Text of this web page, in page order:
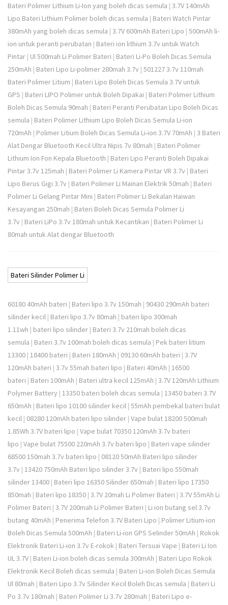
Bateri Polimer Lithium Li-Ion yang boleh dicas semula | 3.7V 140mAh
Lipo Bateri Lithium Polimer boleh dicas semula | Bateri Watch Pintar
380mAh yang boleh dicas semula | 3.7V 600mAh Bateri Lipo | 500mAh li-
ion untuk peranti perubatan | Bateri ion lithium 3.7v untuk Watch
Pintar | Ul 500mah Li Polimer Bateri | Bateri Li-Po Boleh Dicas Semula
250mAh | Bateri Lipo Li-polimer 280mah 3.7v | 501227 3.7v 110mah
Bateri Polimer Litium | Bateri Lipo Boleh Dicas Semula 3.7V untuk
GPS | Bateri LIPO Polimer untuk Boleh Dipakai | Bateri Polimer Lithium
Boleh Dicas Semula 90mah | Bateri Peranti Perubatan Lipo Boleh Dicas
semula | Bateri Polimer Lithium Lipo Boleh Dicas Semula Li-ion
720mAh | Polimer Litium Boleh Dicas Semula Li-ion 3.7V 70mAh | 3 Bateri
Alat Dengar Bluetooth Kecil Ultra Nipis 7v 80mah | Bateri Polimer
Lithium Ion Fon Kepala Bluetooth | Bateri Lipo Peranti Boleh Dipakai
Pintar 3.7v 125mah | Bateri Polimer Li Kamera Pintar VR 3.7v | Bateri
Lipo Berus Gigi 3.7v | Bateri Polimer Li Mainan Elektrik 50mah | Bateri
Polimer Li Gelang Pintar Mini | Bateri Polimer Li Bekalan Haiwan
Kesayangan 250mah | Bateri Boleh Dicas Semula Polimer Li
3.7v | Bateri LiPo 3.7v 180mah untuk Kecantikan | Bateri Polimer Li
80mah untuk Alat dengar Bluetooth
Bateri Silinder Polimer Li
60180 40mAh bateri | Bateri lipo 3.7v 150mah | 90430 290mAh bateri
silinder kecil | Bateri lipo 3.7v 80mah | bateri lipo 300mah
1.11wh | bateri lipo silinder | Bateri 3.7v 210mah boleh dicas
semula | Bateri 3.7v 100mah boleh dicas semula | Pek bateri litium
13300 | 18400 bateri | Bateri 180mAh | 09130 60mAh bateri | 3.7V
120mAh bateri | 3.7v 55mah bateri lipo | Bateri 40mAh | 16500
bateri | Bateri 100mAh | Bateri ultra kecil 125mAh | 3.7V 120mAh Lithium
Polymer Battery | 13350 bateri boleh dicas semula | 13450 bateri 3.7V
650mAh | Bateri lipo 10100 silinder kecil | 55mAh pembekal bateri bulat
kecil | 08280 120mAh bateri lipo silinder | Vape bulat 18200 500mah
1.85Wh 3.7V bateri lipo | Vape bulat 70350 120mAh 3.7v bateri
lipo | Vape bulat 75500 220mAh 3.7v bateri lipo | Bateri vape silinder
68500 150mah 3.7v bateri lipo | 08120 50mAh Bateri lipo silinder
3.7v | 13420 750mAh Bateri lipo silinder 3.7v | Bateri lipo 550mah
silinder 13400 | Bateri lipo 16350 Silinder 650mah | Bateri lipo 17350
850mah | Bateri lipo 18350 | 3.7V 20mah Li Polimer Bateri | 3.7V 55mAh Li
Polimer Bateri | 3.7V 200mah Li Polimer Bateri | Li ion butang sel 3.7v
butang 40mAh | Penerima Telefon 3.7V Bateri Lipo | Polimer Litium-ion
Boleh Dicas Semula 500mAh | Bateri Li-ion GPS Selinder 50mAh | Rokok
Elektronik Bateri Li-ion 3.7v E-rokok | Bateri Tersuai Vape | Bateri Li Ion
UL 3.7V | Bateri Li-ion boleh dicas semula 300mAh | Bateri Lipo Rokok
Elektronik Kecil Boleh dicas semula | Bateri Li-ion Boleh Dicas Semula
Ul 80mah | Bateri Lipo 3.7v Silinder Kecil Boleh Dicas semula | Bateri Li
Po 3.7v 180mah | Bateri Polimer Li 3.7v 280mah | Bateri Lipo e-